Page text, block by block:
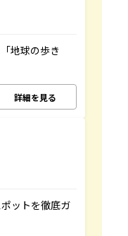
地球の歩き
詳細を見る
ットを徹底ガ